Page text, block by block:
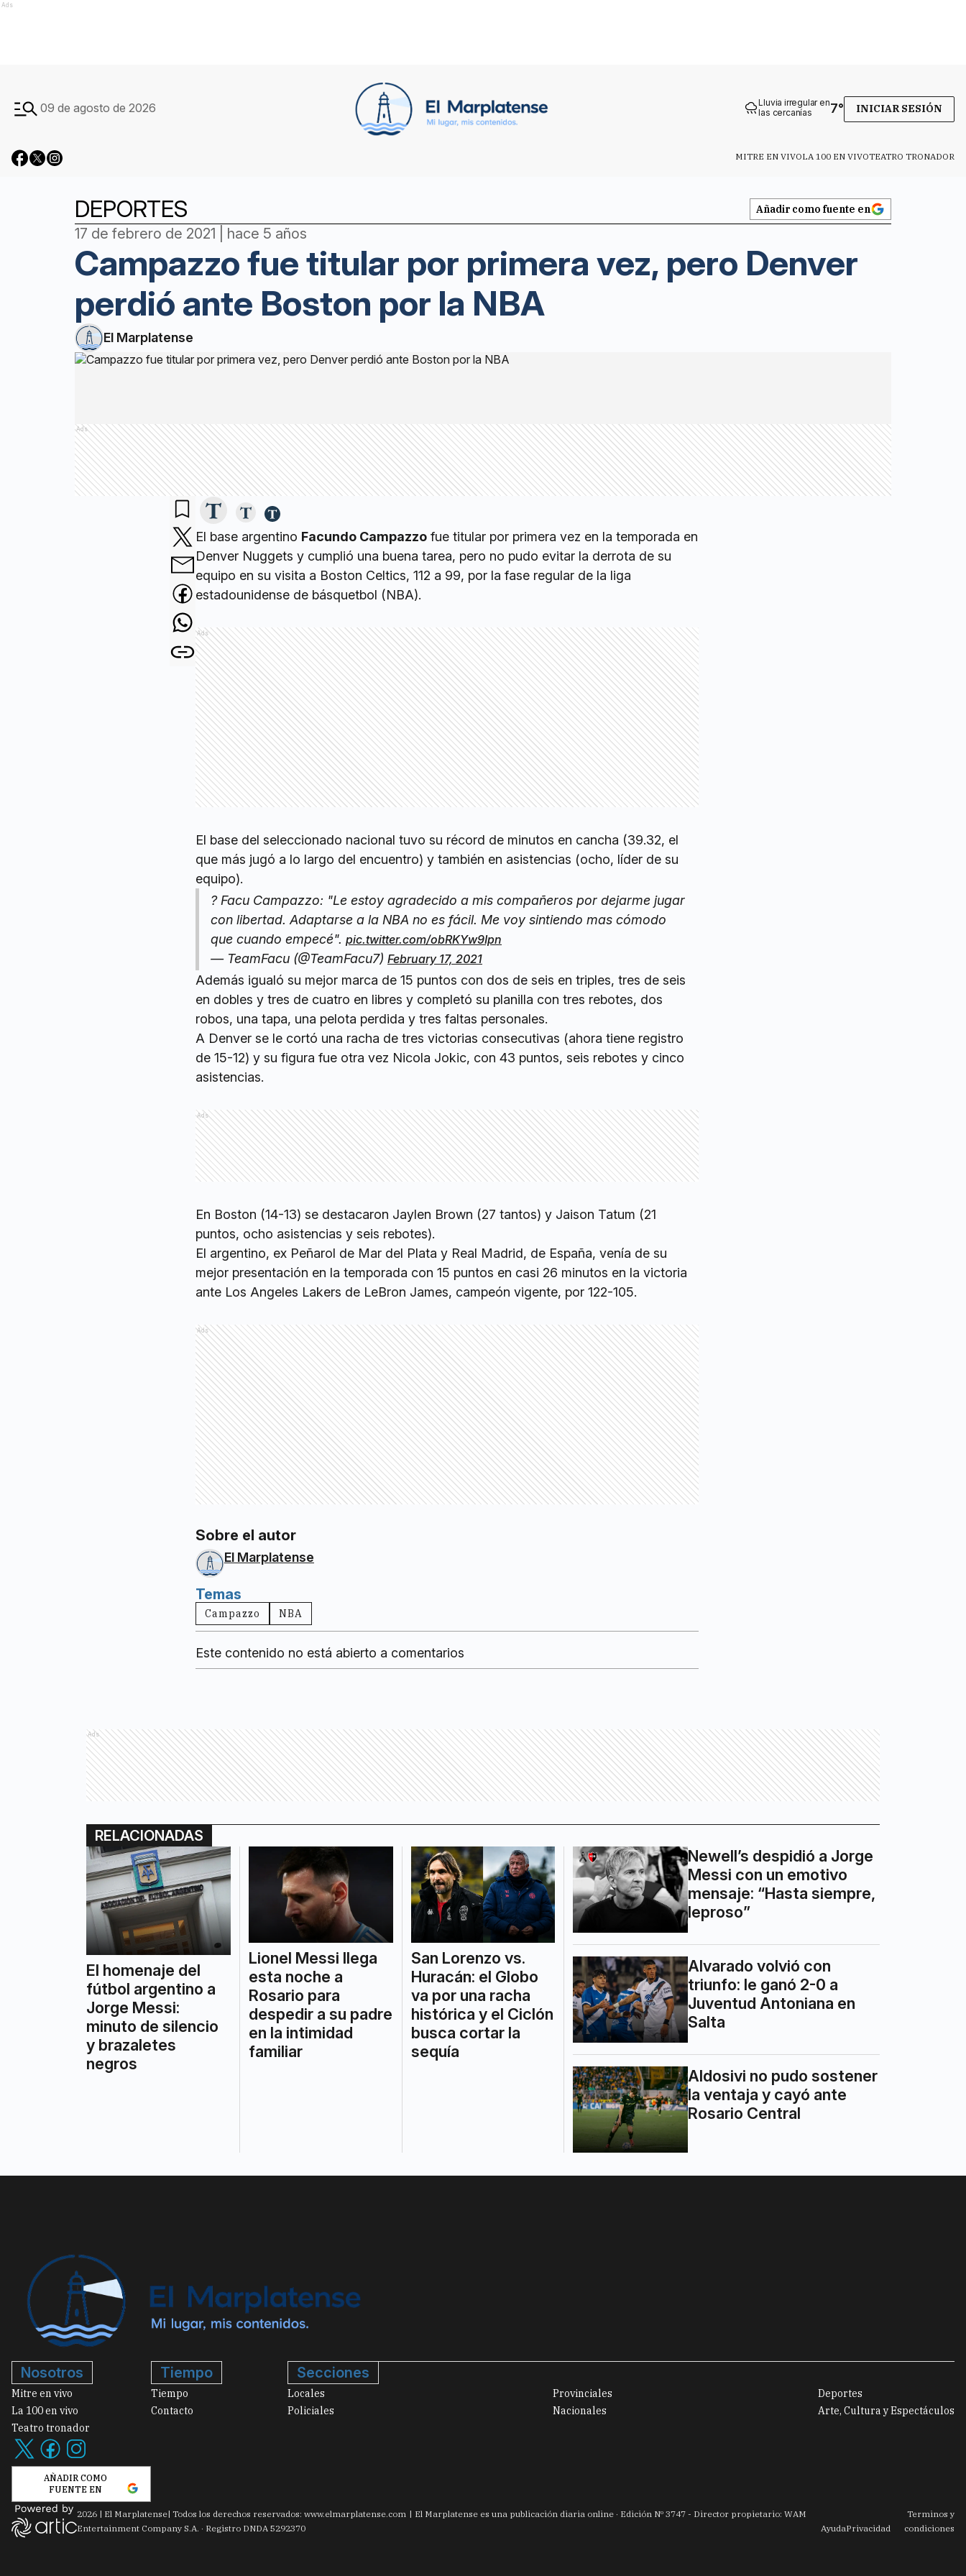
Ads
09 de agosto de 2026
Lluvia irregular en
las cercanías
7° INICIAR SESIÓN
MITRE EN VIVOLA 100 EN VIVOTEATRO TRONADOR
DEPORTES Añadir como fuente en
17 de febrero de 2021 | hace 5 años
Campazzo fue titular por primera vez, pero Denver
perdió ante Boston por la NBA
El Marplatense
Ads
El base argentino Facundo Campazzo fue titular por primera vez en la temporada en
Denver Nuggets y cumplió una buena tarea, pero no pudo evitar la derrota de su
equipo en su visita a Boston Celtics, 112 a 99, por la fase regular de la liga
estadounidense de básquetbol (NBA).
Ads
El base del seleccionado nacional tuvo su récord de minutos en cancha (39.32, el
que más jugó a lo largo del encuentro) y también en asistencias (ocho, líder de su
equipo).
? Facu Campazzo: "Le estoy agradecido a mis compañeros por dejarme jugar
con libertad. Adaptarse a la NBA no es fácil. Me voy sintiendo mas cómodo
que cuando empecé". pic.twitter.com/obRKYw9Ipn
— TeamFacu (@TeamFacu7) February 17, 2021
Además igualó su mejor marca de 15 puntos con dos de seis en triples, tres de seis
en dobles y tres de cuatro en libres y completó su planilla con tres rebotes, dos
robos, una tapa, una pelota perdida y tres faltas personales.
A Denver se le cortó una racha de tres victorias consecutivas (ahora tiene registro
de 15-12) y su figura fue otra vez Nicola Jokic, con 43 puntos, seis rebotes y cinco
asistencias.
Ads
En Boston (14-13) se destacaron Jaylen Brown (27 tantos) y Jaison Tatum (21
puntos, ocho asistencias y seis rebotes).
El argentino, ex Peñarol de Mar del Plata y Real Madrid, de España, venía de su
mejor presentación en la temporada con 15 puntos en casi 26 minutos en la victoria
ante Los Angeles Lakers de LeBron James, campeón vigente, por 122-105.
Ads
Sobre el autor
El Marplatense
Temas
Campazzo NBA
Este contenido no está abierto a comentarios
Ads
RELACIONADAS
El homenaje del
fútbol argentino a
Jorge Messi:
minuto de silencio
y brazaletes
negros
Lionel Messi llega
esta noche a
Rosario para
despedir a su padre
en la intimidad
familiar
San Lorenzo vs.
Huracán: el Globo
va por una racha
histórica y el Ciclón
busca cortar la
sequía
Newell’s despidió a Jorge
Messi con un emotivo
mensaje: “Hasta siempre,
leproso”
Alvarado volvió con
triunfo: le ganó 2-0 a
Juventud Antoniana en
Salta
Aldosivi no pudo sostener
la ventaja y cayó ante
Rosario Central
Nosotros
Mitre en vivo
La 100 en vivo
Teatro tronador
AÑADIR COMO
FUENTE EN
Tiempo
Tiempo
Contacto
Secciones
Locales
Policiales
Provinciales
Nacionales
Deportes
Arte, Cultura y Espectáculos
2026 | El Marplatense| Todos los derechos reservados: www.elmarplatense.com El Marplatense es una publicación diaria online · Edición Nº 3747 - Director propietario: WAM
Entertainment Company S.A. · Registro DNDA 5292370
AyudaPrivacidad
Terminos y
condiciones